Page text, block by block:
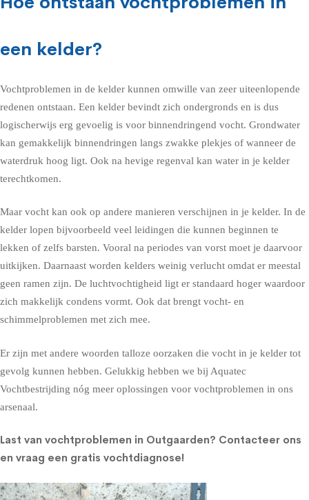
een kelder?
Vochtproblemen in de kelder kunnen omwille van zeer uiteenlopende
redenen ontstaan. Een kelder bevindt zich ondergronds en is dus
logischerwijs erg gevoelig is voor binnendringend vocht. Grondwater
kan gemakkelijk binnendringen langs zwakke plekjes of wanneer de
waterdruk hoog ligt. Ook na hevige regenval kan water in je kelder
terechtkomen.
Maar vocht kan ook op andere manieren verschijnen in je kelder. In de
kelder lopen bijvoorbeeld veel leidingen die kunnen beginnen te
lekken of zelfs barsten. Vooral na periodes van vorst moet je daarvoor
uitkijken. Daarnaast worden kelders weinig verlucht omdat er meestal
geen ramen zijn. De luchtvochtigheid ligt er standaard hoger waardoor
zich makkelijk condens vormt. Ook dat brengt vocht- en
schimmelproblemen met zich mee.
Er zijn met andere woorden talloze oorzaken die vocht in je kelder tot
gevolg kunnen hebben. Gelukkig hebben we bij Aquatec
Vochtbestrijding nóg meer oplossingen voor vochtproblemen in ons
arsenaal.
Last van vochtproblemen in Outgaarden? Contacteer ons
en vraag een gratis vochtdiagnose!